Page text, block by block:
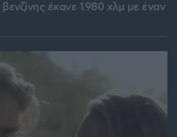
έκανε 1.980 χλμ με έναν